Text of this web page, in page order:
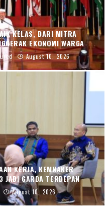
KELAS, DARI MITRA
EKONOMI WARGA
August 10, 2026
KERJA, KEMNAKER
GARDA TERDEPAN
August 10, 2026